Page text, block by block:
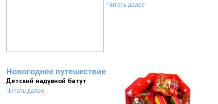
Читать далее
Новогоднее путешествие
Детский надувной батут
Читать далее